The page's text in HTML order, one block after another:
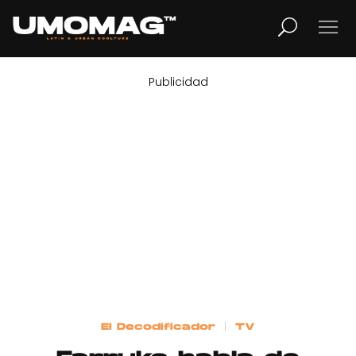
LIFESTYLE
Publicidad
El Decodificador TV